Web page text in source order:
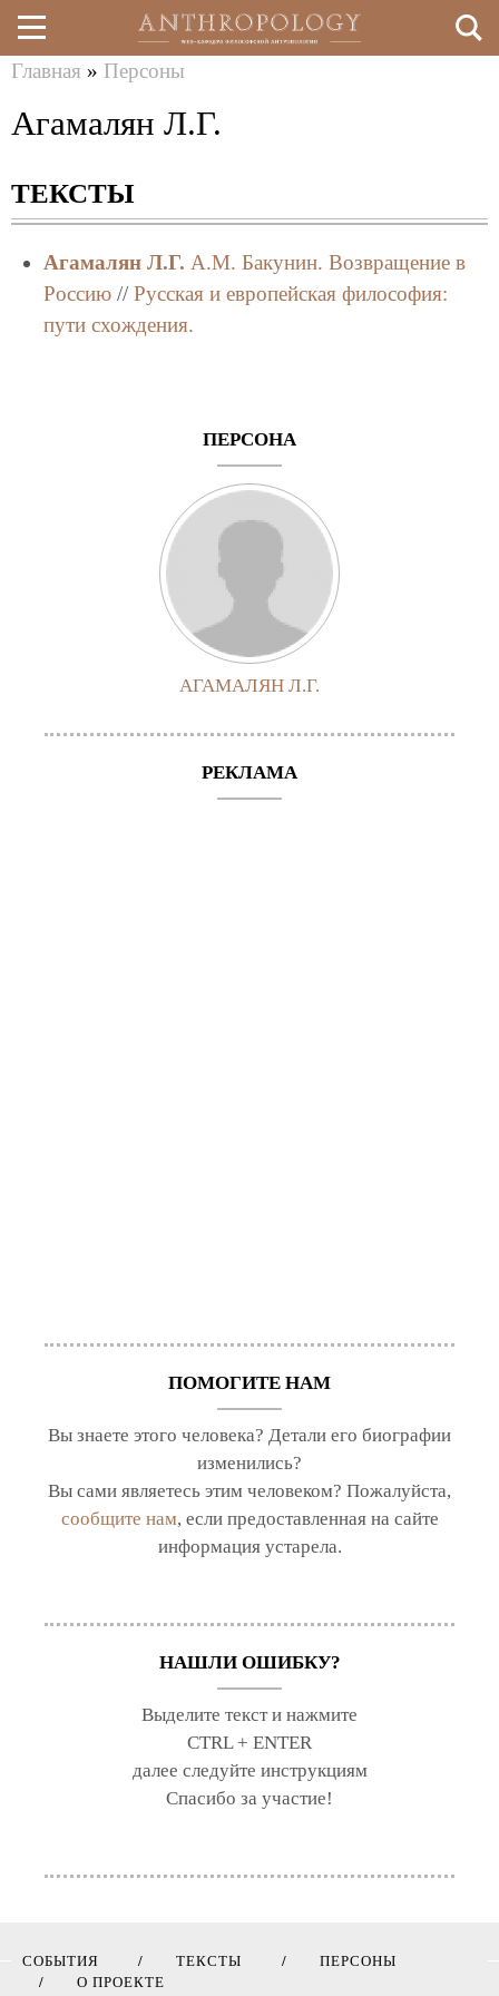
Перейти
к
содержанию
здесь
Главная » Персоны
Агамалян Л.Г.
ТЕКСТЫ
Агамалян Л.Г. А.М. Бакунин. Возвращение в
Россию// Русская и европейская философия:
пути схождения.
ПЕРСОНА
АГАМАЛЯН Л.Г.
РЕКЛАМА
ПОМОГИТЕ НАМ
Вы знаете этого человека? Детали его биографии
изменились?
Вы сами являетесь этим человеком? Пожалуйста,
сообщите нам, если предоставленная на сайте
информация устарела.
НАШЛИ ОШИБКУ?
Выделите текст и нажмите
CTRL + ENTER
далее следуйте инструкциям
Спасибо за участие!
СОБЫТИЯ ТЕКСТЫ
ПЕРСОНЫ
О ПРОЕКТЕ